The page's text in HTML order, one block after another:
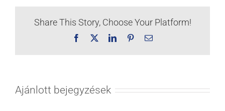
Share This Story, Choose Your Platform!
Facebook LinkedInPinterestEmail:
Ajánlott bejegyzések